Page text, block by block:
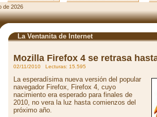
de 2026
La Ventanita de Internet
Mozilla Firefox 4 se retrasa
02/11/2010 Lecturas: 15.595
La esperadísima nueva versión del popular
navegador Firefox, Firefox 4, cuyo
nacimiento era esperado para finales de
2010, no vera la luz hasta comienzos del
próximo año.